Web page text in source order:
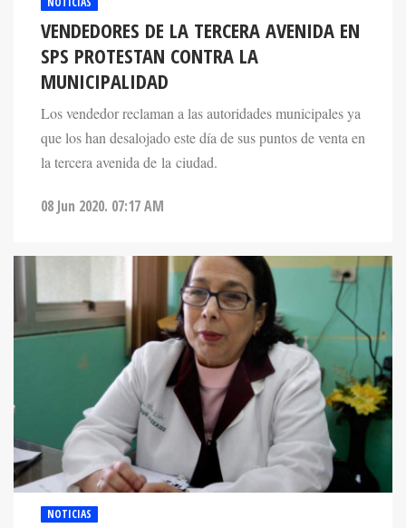
VENDEDORES DE LA TERCERA AVENIDA EN
SPS PROTESTAN CONTRA LA
MUNICIPALIDAD
Los vendedor reclaman a las autoridades municipales ya
que los han desalojado este día de sus puntos de venta en
la tercera avenida de la ciudad.
08 Jun 2020. 07:17 AM
NOTICIAS